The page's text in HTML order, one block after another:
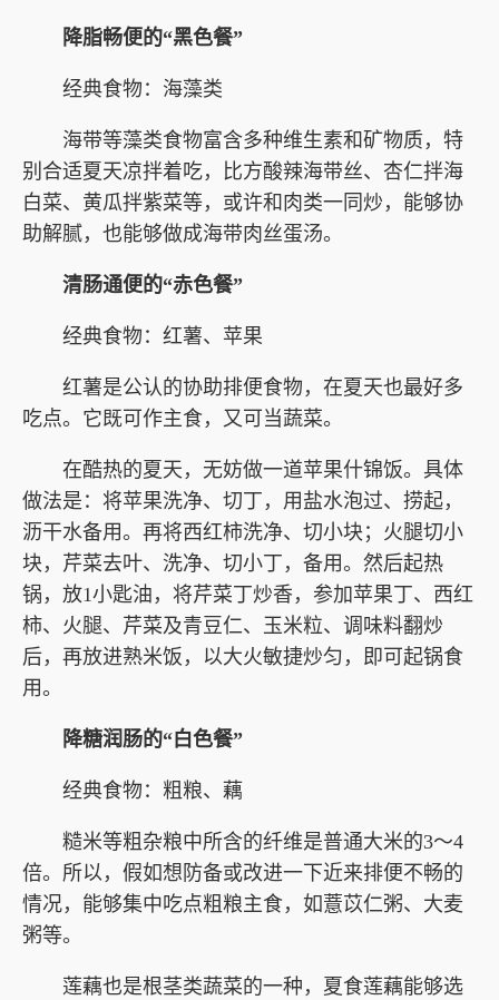
降脂畅便的“黑色餐”
经典食物：海藻类
海带等藻类食物富含多种维生素和矿物质，特
别合适夏天凉拌着吃，比方酸辣海带丝、杏仁拌海
白菜、黄瓜拌紫菜等，或许和肉类一同炒，能够协
助解腻，也能够做成海带肉丝蛋汤。
清肠通便的“赤色餐”
经典食物：红薯、苹果
红薯是公认的协助排便食物，在夏天也最好多
吃点。它既可作主食，又可当蔬菜。
在酷热的夏天，无妨做一道苹果什锦饭。具体
做法是：将苹果洗净、切丁，用盐水泡过、捞起，
沥干水备用。再将西红柿洗净、切小块；火腿切小
块，芹菜去叶、洗净、切小丁，备用。然后起热
锅，放1小匙油，将芹菜丁炒香，参加苹果丁、西红
柿、火腿、芹菜及青豆仁、玉米粒、调味料翻炒
后，再放进熟米饭，以大火敏捷炒匀，即可起锅食
用。
降糖润肠的“白色餐”
经典食物：粗粮、藕
糙米等粗杂粮中所含的纤维是普通大米的3～4
倍。所以，假如想防备或改进一下近来排便不畅的
情况，能够集中吃点粗粮主食，如薏苡仁粥、大麦
粥等。
莲藕也是根茎类蔬菜的一种，夏食莲藕能够选